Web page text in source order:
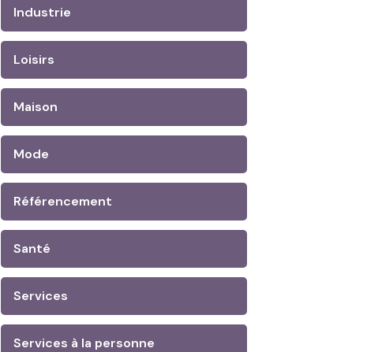
Industrie
Loisirs
Maison
Mode
Référencement
Santé
Services
Services à la personne